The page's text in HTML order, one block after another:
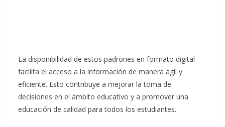
La disponibilidad de estos padrones en formato digital
facilita el acceso a la información de manera ágil y
eficiente. Esto contribuye a mejorar la toma de
decisiones en el ámbito educativo y a promover una
educación de calidad para todos los estudiantes.